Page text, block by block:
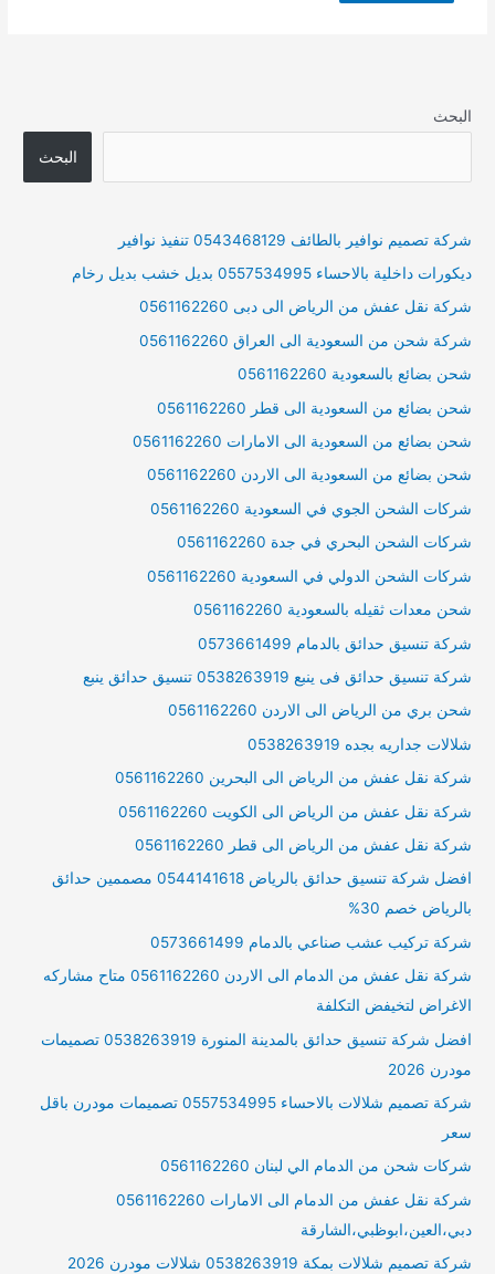
البحث
البحث
شركة تصميم نوافير بالطائف 0543468129 تنفيذ نوافير
ديكورات داخلية بالاحساء 0557534995 بديل خشب بديل رخام
شركة نقل عفش من الرياض الى دبى 0561162260
شركة شحن من السعودية الى العراق 0561162260
شحن بضائع بالسعودية 0561162260
شحن بضائع من السعودية الى قطر 0561162260
شحن بضائع من السعودية الى الامارات 0561162260
شحن بضائع من السعودية الى الاردن 0561162260
شركات الشحن الجوي في السعودية 0561162260
شركات الشحن البحري في جدة 0561162260
شركات الشحن الدولي في السعودية 0561162260
شحن معدات ثقيله بالسعودية 0561162260
شركة تنسيق حدائق بالدمام 0573661499
شركة تنسيق حدائق فى ينبع 0538263919 تنسيق حدائق ينبع
شحن بري من الرياض الى الاردن 0561162260
شلالات جداريه بجده 0538263919
شركة نقل عفش من الرياض الى البحرين 0561162260
شركة نقل عفش من الرياض الى الكويت 0561162260
شركة نقل عفش من الرياض الى قطر 0561162260
افضل شركة تنسيق حدائق بالرياض 0544141618 مصممين حدائق
بالرياض خصم 30%
شركة تركيب عشب صناعي بالدمام 0573661499
شركة نقل عفش من الدمام الى الاردن 0561162260 متاح مشاركه
الاغراض لتخيفض التكلفة
افضل شركة تنسيق حدائق بالمدينة المنورة 0538263919 تصميمات
مودرن 2026
شركة تصميم شلالات بالاحساء 0557534995 تصميمات مودرن باقل
سعر
شركات شحن من الدمام الي لبنان 0561162260
شركة نقل عفش من الدمام الى الامارات 0561162260
دبي،العين،ابوظبي،الشارقة
شركة تصميم شلالات بمكة 0538263919 شلالات مودرن 2026